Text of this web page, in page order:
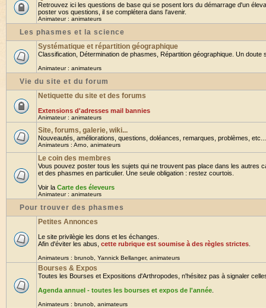
Retrouvez ici les questions de base qui se posent lors du démarrage d'un
poster vos questions, il se complétera dans l'avenir.
Animateur : animateurs
Les phasmes et la science
Systématique et répartition géographique
Classification, Détermination de phasmes, Répartition géographique. Un doute
Animateur : animateurs
Vie du site et du forum
Netiquette du site et des forums
Extensions d'adresses mail bannies
Animateur : animateurs
Site, forums, galerie, wiki...
Nouveautés, améliorations, questions, doléances, remarques, problèmes,
Animateurs : Arno animateurs
Le coin des membres
Vous pouvez poster tous les sujets qui ne trouvent pas place dans les autres
et des phasmes en particulier. Une seule obligation : restez courtois.
Voir la Carte des éleveurs
Animateur : animateurs
Pour trouver des phasmes
Petites Annonces
Le site privilègie les dons et les échanges.
Afin d'éviter les abus, cette rubrique est soumise à des règles strictes
Animateurs : brunob Yannick Bellanger, animateurs
Bourses & Expos
Toutes les Bourses et Expositions d'Arthropodes, n'hésitez pas à signaler
Agenda annuel - toutes les bourses et expos de l'année
Animateurs : brunob animateurs